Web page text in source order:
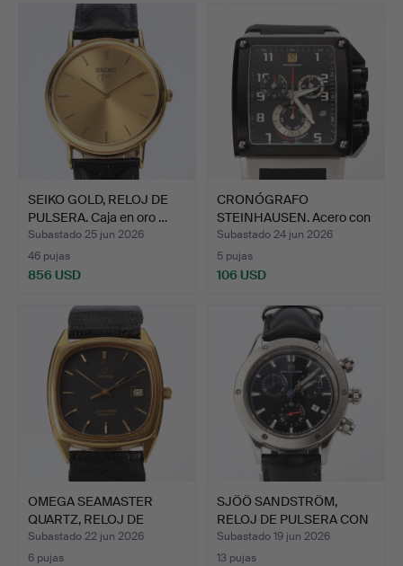
SEIKO GOLD, RELOJ DE
PULSERA. Caja en oro …
Subastado 25 jun 2026
46 pujas
856 USD
CRONÓGRAFO
STEINHAUSEN. Acero con
correa d…
Subastado 24 jun 2026
5 pujas
106 USD
OMEGA SEAMASTER
QUARTZ, RELOJ DE
PULSERA. …
Subastado 22 jun 2026
6 pujas
SJÖÖ SANDSTRÖM,
RELOJ DE PULSERA CON
CRONÓ…
Subastado 19 jun 2026
13 pujas